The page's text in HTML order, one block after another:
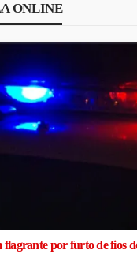
ONLINE
flagrante por furto de fios